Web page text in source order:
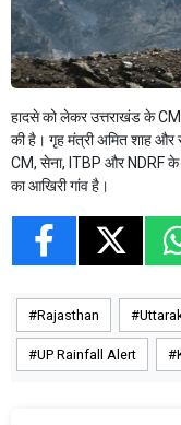
हादसे को लेकर उत्तराखंड के
की है। गृह मंत्री अमित शाह और
CM, सेना, ITBP और NDRF के
का आखिरी गांव है।
Rajasthan
UP Rainfall Alert